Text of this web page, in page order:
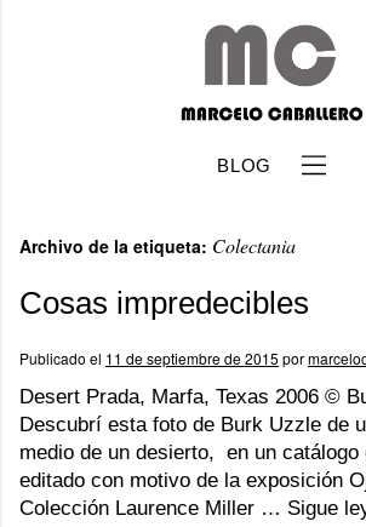
BLOG
Archivo de la etiqueta: Colectania
Cosas impredecibles
Publicado el 11 de septiembre de 2015 por
Desert Prada, Marfa, Texas 2006 ©
Descubrí esta foto de Burk Uzzle de
medio de un desierto, en un catálogo
editado con motivo de la exposición
Colección Laurence Miller … Sigue